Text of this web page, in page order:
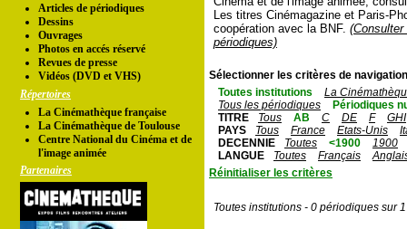
Articles de périodiques
Dessins
Ouvrages
Photos en accés réservé
Revues de presse
Vidéos (DVD et VHS)
Répertoires
La Cinémathèque française
La Cinémathèque de Toulouse
Centre National du Cinéma et de
l'image animée
Partenaires
Les titres Cinémagazine et Paris-
coopération avec la BNF.
périodiques)
Sélectionner les critères de
Toutes institutions
La
Tous les périodiques
Périodiques
TITRE
Tous AB C DE F
GHI
PAYS
Tous France Etats-Unis
DECENNIE
Toutes <1900
1900
LANGUE
Toutes Français
Réinitialiser les critères
Toutes institutions - 0 périodiques sur